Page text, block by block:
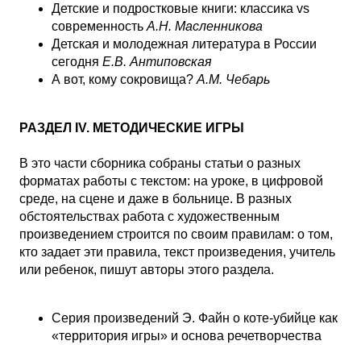
Детские и подростковые книги: классика vs
современность А.Н. Масленникова
Детская и молодежная литература в России
сегодня Е.В. Антиповская
А вот, кому сокровища? А.М. Чебарь
РАЗДЕЛ IV. МЕТОДИЧЕСКИЕ ИГРЫ
В это части сборника собраны статьи о разных
форматах работы с текстом: на уроке, в цифровой
среде, на сцене и даже в больнице. В разных
обстоятельствах работа с художественным
произведением строится по своим правилам: о том,
кто задает эти правила, текст произведения, учитель
или ребенок, пишут авторы этого раздела.
Серия произведений Э. Файн о коте-убийце как
«территория игры» и основа речетворчества